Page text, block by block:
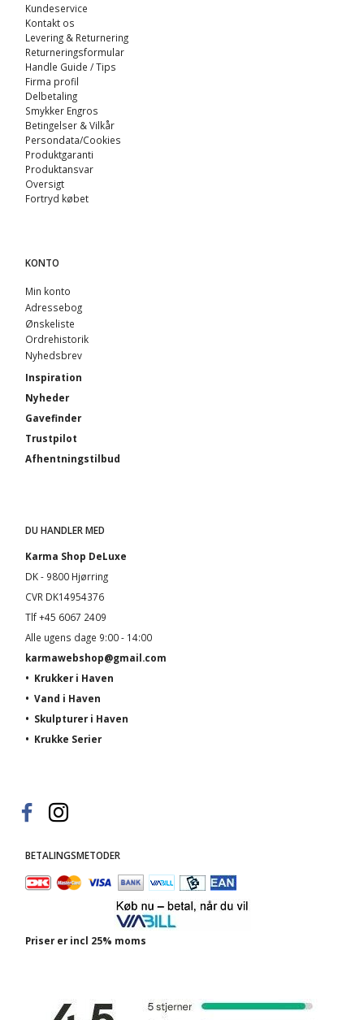
Kundeservice
Kontakt os
Levering & Returnering
Returneringsformular
Handle Guide / Tips
Firma profil
Delbetaling
Smykker Engros
Betingelser & Vilkår
Persondata/Cookies
Produktgaranti
Produktansvar
Oversigt
Fortryd købet
KONTO
Min konto
Adressebog
Ønskeliste
Ordrehistorik
Nyhedsbrev
Inspiration
Nyheder
Gavefinder
Trustpilot
Afhentningstilbud
DU HANDLER MED
Karma Shop DeLuxe
DK - 9800 Hjørring
CVR DK14954376
Tlf +45 6067 2409
Alle ugens dage 9:00 - 14:00
karmawebshop@gmail.com
• Krukker i Haven
• Vand i Haven
• Skulpturer i Haven
• Krukke Serier
BETALINGSMETODER
Priser er incl 25% moms